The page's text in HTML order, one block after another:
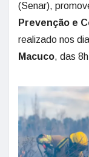
(Senar),
Prevenção e
realizado nos
Macuco, das